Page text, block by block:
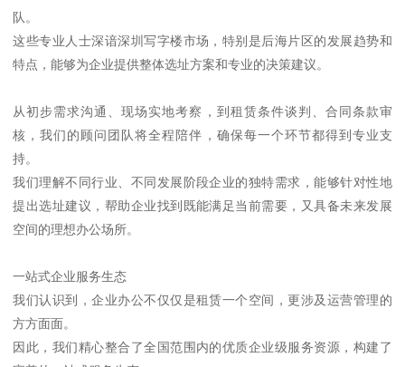
队。
这些专业人士深谙深圳写字楼市场，特别是后海片区的发展趋势和
特点，能够为企业提供整体选址方案和专业的决策建议。
从初步需求沟通、现场实地考察，到租赁条件谈判、合同条款审
核，我们的顾问团队将全程陪伴，确保每一个环节都得到专业支
持。
我们理解不同行业、不同发展阶段企业的独特需求，能够针对性地
提出选址建议，帮助企业找到既能满足当前需要，又具备未来发展
空间的理想办公场所。
一站式企业服务生态
我们认识到，企业办公不仅仅是租赁一个空间，更涉及运营管理的
方方面面。
因此，我们精心整合了全国范围内的优质企业级服务资源，构建了